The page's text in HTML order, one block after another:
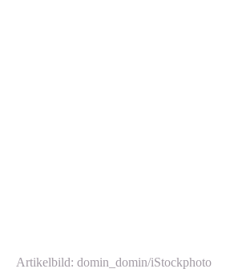
Artikelbild: domin_domin/iStockphoto